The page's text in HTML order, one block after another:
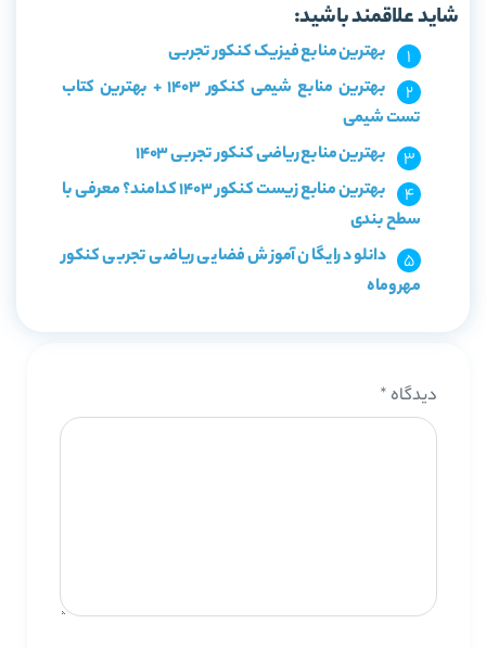
شاید علاقمند باشید:
بهترین منابع فیزیک کنکور تجربی
بهترین منابع شیمی کنکور 1403 + بهترین کتاب
تست شیمی
بهترین منابع ریاضی کنکور تجربی 1403
بهترین منابع زیست کنکور 1403 کدامند؟ معرفی با
سطح بندی
دانلود رایگان آموزش فضایی ریاضی تجربی کنکور
مهروماه
دیدگاه *